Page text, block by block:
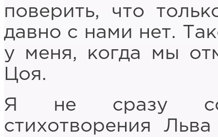
поверить, что
давно с нами нет.
у меня, когда мы
Цоя.
Я не сразу
стихотворения